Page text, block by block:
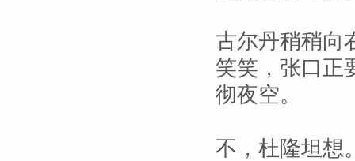
古尔丹稍稍向
笑笑，张口正
彻夜空。
不，杜隆坦